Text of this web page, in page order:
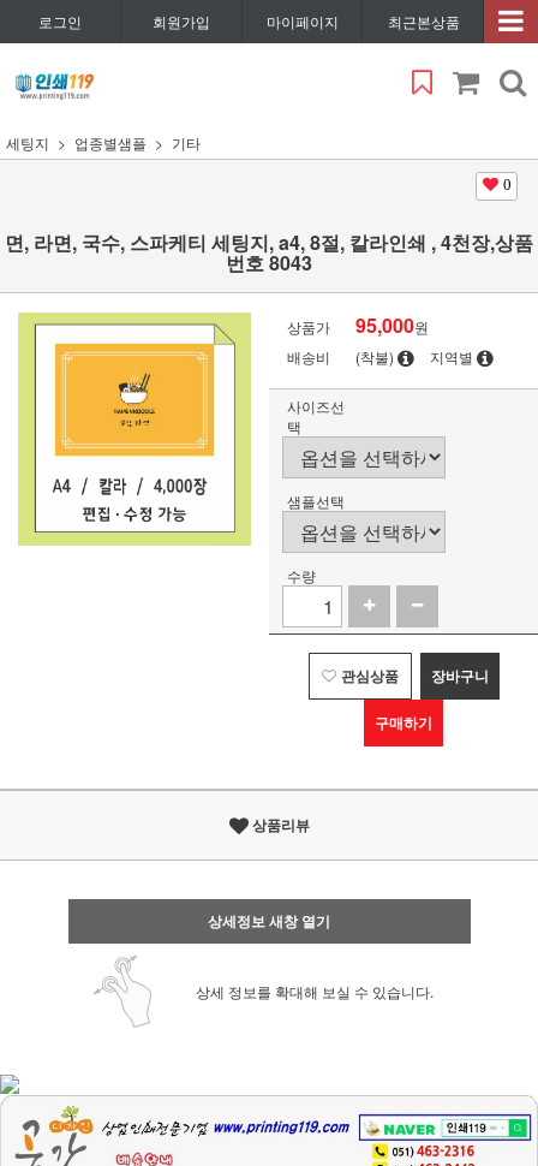
로그인 회원가입 마이페이지 최근본상품
세팅지 업종별샘플 기타
0
면, 라면, 국수, 스파케티 세팅지, a4, 8절, 칼라인쇄 , 4천장,상품
번호 8043
상품가 95,000원
배송비
(착불) 지역별
사이즈선
택
샘플선택
수량
관심상품 장바구니
구매하기
상품리뷰
상세정보 새창 열기
상세 정보를 확대해 보실 수 있습니다.